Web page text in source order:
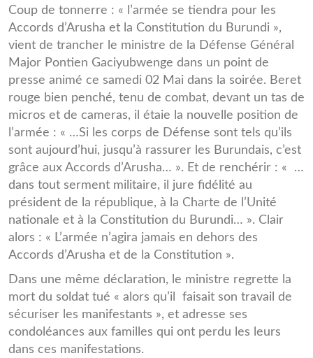
gen-
major-
pontien-
gaciyubwenge.png
Coup de tonnerre : « l’armée se tiendra pour les
Accords d’Arusha et la Constitution du Burundi »,
vient de trancher le ministre de la Défense Général
Major Pontien Gaciyubwenge dans un point de
presse animé ce samedi 02 Mai dans la soirée. Beret
rouge bien penché, tenu de combat, devant un tas de
micros et de cameras, il étaie la nouvelle position de
l’armée : « …Si les corps de Défense sont tels qu’ils
sont aujourd’hui, jusqu’à rassurer les Burundais, c’est
grâce aux Accords d’Arusha… ». Et de renchérir : « …
dans tout serment militaire, il jure fidélité au
président de la république, à la Charte de l’Unité
nationale et à la Constitution du Burundi… ». Clair
alors : « L’armée n’agira jamais en dehors des
Accords d’Arusha et de la Constitution ».
Dans une même déclaration, le ministre regrette la
mort du soldat tué « alors qu’il faisait son travail de
sécuriser les manifestants », et adresse ses
condoléances aux familles qui ont perdu les leurs
dans ces manifestations.